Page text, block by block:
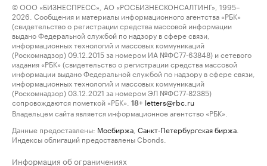
© ООО «БИЗНЕСПРЕСС», АО «РОСБИЗНЕСКОНСАЛТИНГ», 1995–
2026. Сообщения и материалы информационного агентства «РБК»
(свидетельство о регистрации средства массовой информации
выдано Федеральной службой по надзору в сфере связи,
информационных технологий и массовых коммуникаций
(Роскомнадзор) 09.12.2015 за номером ИА №ФС77-63848) и сетевого
издания «РБК» (свидетельство о регистрации средства массовой
информации выдано Федеральной службой по надзору в сфере связи,
информационных технологий и массовых коммуникаций
(Роскомнадзор) 03.12.2021 за номером ЭЛ №ФС77-82385)
сопровождаются пометкой «РБК».
18+ letters@rbc.ru
Владельцем сайта является информационное агентство «РБК».
Данные предоставлены: Мосбиржа Санкт-Петербургская биржа
Индексы облигаций предоставлены Cbonds.
Информация об ограничениях